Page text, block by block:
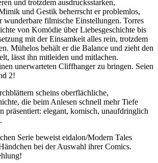
und trotzdem ausdrucksstarken,
und Gestik beherrscht er problemlos,
wunderbare filmische Einstellungen. Torres
von Komödie über Liebesgeschichte bis
mit der Einsamkeit alles rein, trotzdem
Mühelos behält er die Balance und zieht den
lässt ihn mitleiden und mitlachen.
unerwarteten Cliffhanger zu bringen. Seien
2!
scheins oberflächliche,
die beim Anlesen schnell mehr Tiefe
präsentiert: elegant, komisch, unaufdringlich
Serie beweist eidalon/Modern Tales
bei der Auswahl ihrer Comics.